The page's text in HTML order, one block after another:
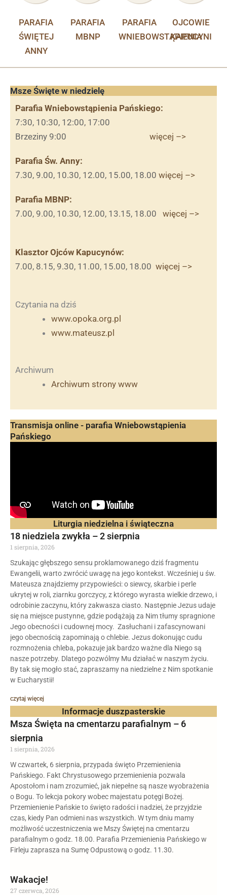
PARAFIA
ŚWIĘTEJ
ANNY
PARAFIA
MBNP
PARAFIA
WNIEBOWSTĄPIENIA
OJCOWIE
KAPUCYNI
Parafia Wniebowstąpienia Pańskiego:
7:30, 10:30, 12:00, 17:00
Brzeziny 9:00 więcej –>
Parafia Św. Anny:
7.30, 9.00, 10.30, 12.00, 15.00, 18.00 więcej –>
Parafia MBNP:
7.00, 9.00, 10.30, 12.00, 13.15, 18.00
więcej –>
Klasztor Ojców Kapucynów:
7.00, 8.15, 9.30, 11.00, 15.00, 18.00 więcej –>
Czytania na dziś
www.opoka.org.pl
www.mateusz.pl
Msze Święte w niedzielę
Archiwum
Archiwum strony www
Transmisja online - parafia Wniebowstąpienia
Pańskiego
Liturgia niedzielna i świąteczna
18 niedziela zwykła – 2 sierpnia
1 sierpnia, 2026
Szukając głębszego sensu proklamowanego dziś fragmentu
Ewangelii, warto zwrócić uwagę na jego kontekst. Wcześniej u św.
Mateusza znajdziemy przypowieści: o siewcy, skarbie i perle
ukrytej w roli, ziarnku gorczycy, z którego wyrasta wielkie drzewo, i
odrobinie zaczynu, który zakwasza ciasto. Następnie Jezus udaje
się na miejsce pustynne, gdzie podążają za Nim tłumy spragnione
Jego obecności i cudownej mocy. Zasłuchani i zafascynowani
jego obecnością zapominają o chlebie. Jezus dokonując cudu
rozmnożenia chleba, pokazuje jak bardzo ważne dla Niego są
nasze potrzeby. Dlatego pozwólmy Mu działać w naszym życiu.
By tak się mogło stać, zapraszamy na niedzielne z Nim spotkanie
w Eucharystii!
czytaj więcej
Informacje duszpasterskie
Msza Święta na cmentarzu parafialnym – 6
sierpnia
1 sierpnia, 2026
W czwartek, 6 sierpnia, przypada święto Przemienienia
Pańskiego. Fakt Chrystusowego przemienienia pozwala
Apostołom i nam zrozumieć, jak niepełne są nasze wyobrażenia
o Bogu. To lekcja pokory wobec majestatu potęgi Bożej.
Przemienienie Pańskie to święto radości i nadziei, że przyjdzie
czas, kiedy Pan odmieni nas wszystkich. W tym dniu mamy
możliwość uczestniczenia we Mszy Świętej na cmentarzu
parafialnym o godz. 18.00. Parafia Przemienienia Pańskiego w
Firleju zaprasza na Sumę Odpustową o godz. 11.30.
Wakacje!
27 czerwca, 2026